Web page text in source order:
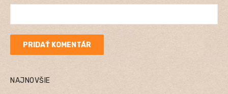
NAJNOVŠIE